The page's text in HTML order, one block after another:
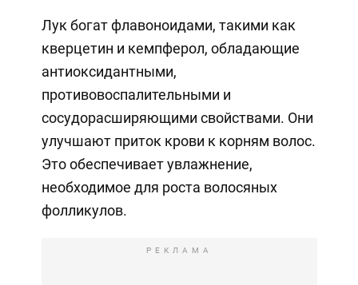
Лук богат флавоноидами, такими как
кверцетин и кемпферол, обладающие
антиоксидантными,
противовоспалительными и
сосудорасширяющими свойствами. Они
улучшают приток крови к корням волос.
Это обеспечивает увлажнение,
необходимое для роста волосяных
фолликулов.
РЕКЛАМА